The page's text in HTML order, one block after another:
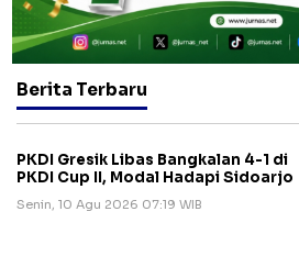
Berita Terbaru
PKDI Gresik Libas Bangkalan 4-1 di
PKDI Cup II, Modal Hadapi Sidoarjo
Senin, 10 Agu 2026 07:19 WIB